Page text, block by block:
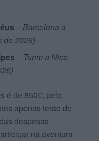
– Barcelona a
de 2026)
– Turim a Nice
é de 850€, pelo
apenas terão de
despesas
na aventura